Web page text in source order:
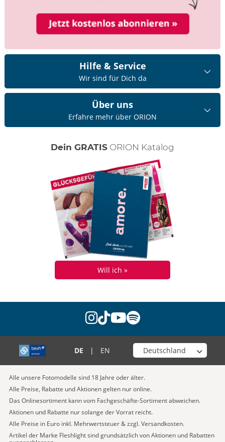
Hilfe & Service
Wir sind für Dich da
Über uns
Erfahre mehr über ORION
Dein GRATIS ORION Katalog
Will ich »
instagram
tiktok
youtube
spotify
DE | EN Wähle deinen Shop
Alle unsere Fotomodelle sind 18 Jahre oder älter.
Alle Preise, Rabatte und Aktionen gelten nur online.
Das Onlinesortiment kann vom Fachgeschäfte-Sortiment abweichen.
Aktionen und Rabatte nur solange der Vorrat reicht.
Alle Preise in Euro inkl. Mehrwertsteuer & zzgl. Versandkosten.
Artikel der Marke Fleshlight sind grundsätzlich von Aktionen und Rabatten